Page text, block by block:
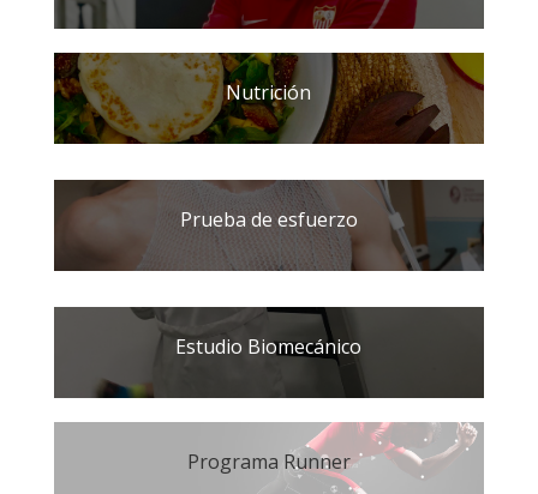
Nutrición
Prueba de esfuerzo
Estudio Biomecánico
Programa Runner